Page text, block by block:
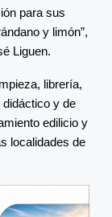
para sus
y limón”,
Liguen.
librería,
didáctico y de
edilicio y
localidades de